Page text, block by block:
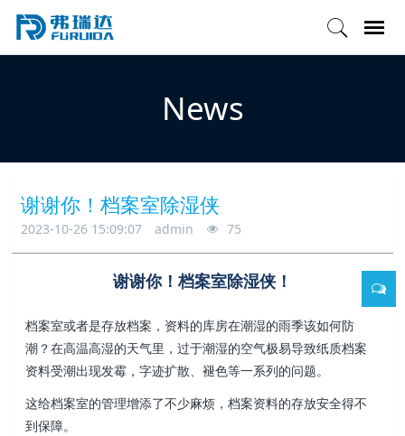
News
谢谢你！档案室除湿侠
2023-10-26 15:09:07 admin 75
谢谢你！档案室除湿侠！
档案室或者是存放档案，资料的库房在潮湿的雨季该如何防
潮？在高温高湿的天气里，过于潮湿的空气极易导致纸质档案
资料受潮出现发霉，字迹扩散、褪色等一系列的问题。
这给档案室的管理增添了不少麻烦，档案资料的存放安全得不
到保障。